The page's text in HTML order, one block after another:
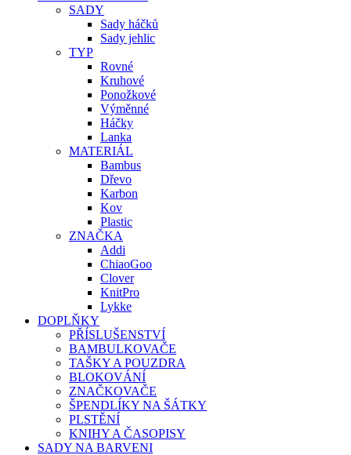
SADY
Sady háčků
Sady jehlic
TYP
Rovné
Kruhové
Ponožkové
Výměnné
Háčky
Lanka
MATERIÁL
Bambus
Dřevo
Karbon
Kov
Plastic
ZNAČKA
Addi
ChiaoGoo
Clover
KnitPro
Lykke
DOPLŇKY
PŘÍSLUŠENSTVÍ
BAMBULKOVAČE
TAŠKY A POUZDRA
BLOKOVÁNÍ
ZNAČKOVAČE
ŠPENDLÍKY NA ŠÁTKY
PLSTĚNÍ
KNIHY A ČASOPISY
SADY NA BARVENI